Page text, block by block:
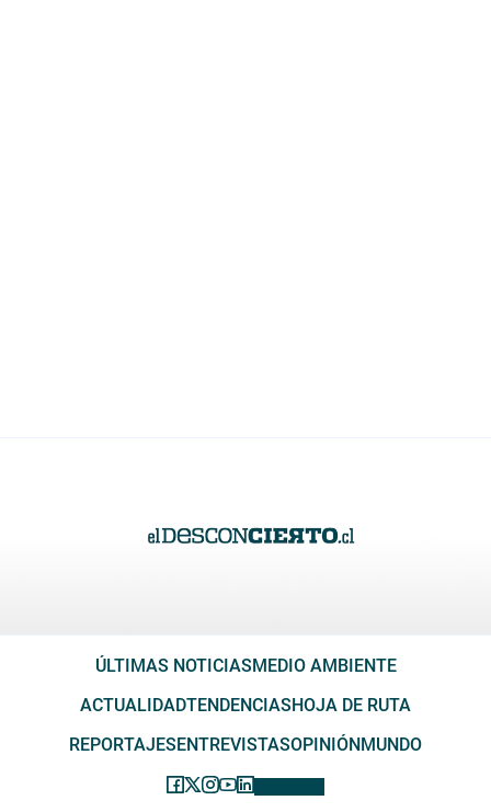
ÚLTIMAS NOTICIASMEDIO AMBIENTE
ACTUALIDADTENDENCIASHOJA DE RUTA
REPORTAJESENTREVISTASOPINIÓNMUNDO